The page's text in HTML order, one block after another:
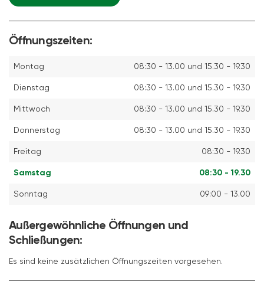
Öffnungszeiten:
Montag 08:30 - 13.00 und 15.30 - 19.30
Dienstag 08:30 - 13.00 und 15.30 - 19.30
Mittwoch 08:30 - 13.00 und 15.30 - 19.30
Donnerstag 08:30 - 13.00 und 15.30 - 19.30
Freitag 08:30 - 19.30
Samstag 08:30 - 19.30
Sonntag 09:00 - 13.00
Außergewöhnliche Öffnungen und
Schließungen:
Es sind keine zusätzlichen Öffnungszeiten vorgesehen.